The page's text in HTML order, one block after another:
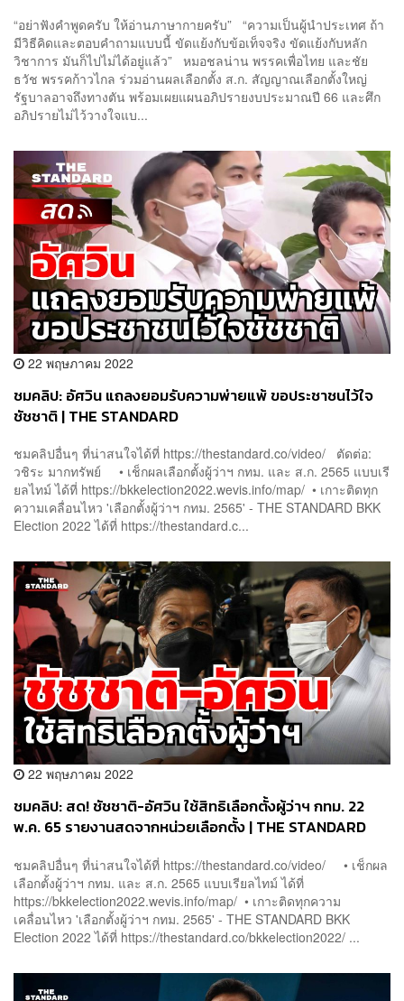
“อย่าฟังคำพูดครับ ให้อ่านภาษากายครับ” “ความเป็นผู้นำประเทศ ถ้า
มีวิธีคิดและตอบคำถามแบบนี้ ขัดแย้งกับข้อเท็จจริง ขัดแย้งกับหลัก
วิชาการ มันก็ไปไม่ได้อยู่แล้ว” หมอชลน่าน พรรคเพื่อไทย และชัย
ธวัช พรรคก้าวไกล ร่วมอ่านผลเลือกตั้ง ส.ก. สัญญาณเลือกตั้งใหญ่
รัฐบาลอาจถึงทางตัน พร้อมเผยแผนอภิปรายงบประมาณปี 66 และศึก
อภิปรายไม่ไว้วางใจแบ...
22 พฤษภาคม 2022
ชมคลิป: อัศวิน แถลงยอมรับความพ่ายแพ้ ขอประชาชนไว้ใจ
ชัชชาติ | THE STANDARD
ชมคลิปอื่นๆ ที่น่าสนใจได้ที่ https://thestandard.co/video/ ตัดต่อ:
วชิระ มากทรัพย์ • เช็กผลเลือกตั้งผู้ว่าฯ กทม. และ ส.ก. 2565 แบบ​เรี
ยลไทม์​ ได้ที่ ​https://bkkelection2022.wevis.info/map/ • เกาะติดทุก
ความเคลื่อนไหว 'เลือกตั้งผู้ว่าฯ กทม. 2565' - THE STANDARD BKK
Election 2022 ได้ที่ https://thestandard.c...
22 พฤษภาคม 2022
ชมคลิป: สด! ชัชชาติ-อัศวิน ใช้สิทธิเลือกตั้งผู้ว่าฯ กทม. 22
พ.ค. 65 รายงานสดจากหน่วยเลือกตั้ง | THE STANDARD
ชมคลิปอื่นๆ ที่น่าสนใจได้ที่ https://thestandard.co/video/ • เช็กผล
เลือกตั้งผู้ว่าฯ กทม. และ ส.ก. 2565 แบบ​เรียลไทม์​ ได้ที่ ​
https://bkkelection2022.wevis.info/map/ • เกาะติดทุกความ
เคลื่อนไหว 'เลือกตั้งผู้ว่าฯ กทม. 2565' - THE STANDARD BKK
Election 2022 ได้ที่ https://thestandard.co/bkkelection2022/ ...